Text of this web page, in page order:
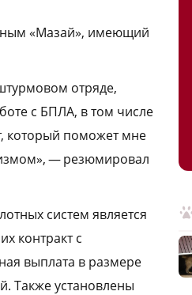
«Мазай», имеющий
отряде,
с БПЛА, в том числе
который поможет мне
— резюмировал
систем является
контракт с
выплата в размере
Также установлены